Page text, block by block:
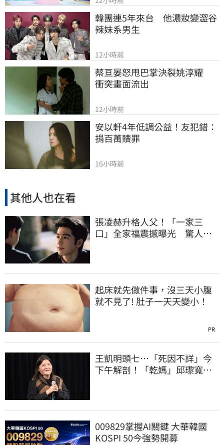
韓團連5年來台　他濃妝變澀谷
辣妹系男生
12小時前
蔡亘晏怒甩巴掌決裂姚淳耀
衝突畫面流出
12小時前
安以軒4年低調公益！友犯錯：
捐百萬贖罪
16小時前
其他人也在看
張凌赫升格人父！「一家三
口」全家福震撼曝光 驚人反
起床就先做件事，沒三天小腹
就不見了! 肚子一天天變小！
PR
王凱明頭七…「死因不詳」今
下午解剖！「乾媽」邱瓈寬出
009829掌握AI關鍵 大華韓國
KOSPI 50今強勢開募